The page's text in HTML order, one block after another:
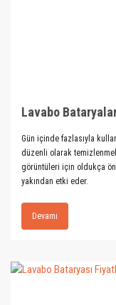
Gün içinde fazlasıyla
düzenli olarak
görüntüleri için oldukça
yakından etki eder.
Devamı